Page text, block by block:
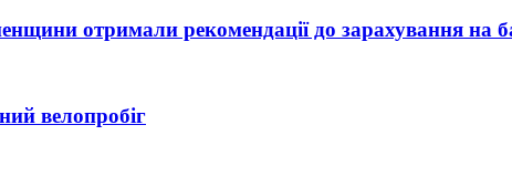
отримали рекомендації до зарахування на
велопробіг